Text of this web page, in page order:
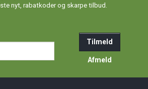
nyt, rabatkoder og skarpe tilbud.
Tilmeld
Afmeld